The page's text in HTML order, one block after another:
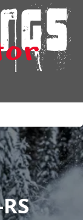
Fordon i lager
Verkstad
KAMPANJ